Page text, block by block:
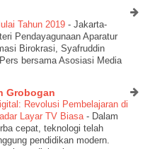
Tahun 2019 - Jakarta-
Pendayagunaan Aparatur
Birokrasi, Syafruddin
bersama Asosiasi Media
Grobogan
Revolusi Pembelajaran di
Layar TV Biasa - Dalam
cepat, teknologi telah
pendidikan modern.